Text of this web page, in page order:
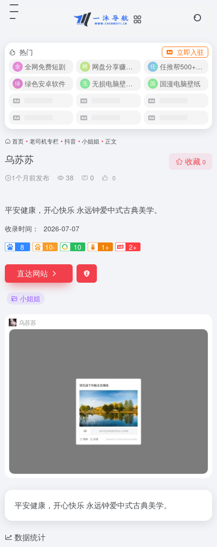
热门
立即入驻
全网免费短剧
网盘分享赚奖金！
任推帮500+推广项目！
绿色安卓软件
无损电脑壁纸合集 国漫电脑壁纸
首页 • 老司机专栏 • 抖音 • 小姐姐 • 正文
乌苏苏
1个月前发布 38 0 0
收藏 0
平安健康，开心快乐 永远钟爱中式古典美学。
收录时间：
2026-07-07
8
10- 10 1+ 2+
直达网站
小姐姐
乌苏苏
平安健康，开心快乐 永远钟爱中式古典美学。
数据统计